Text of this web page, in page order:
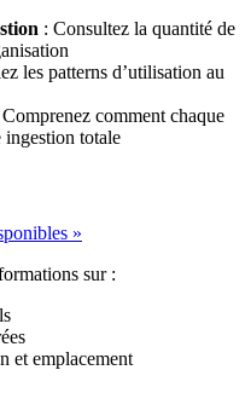
: Consultez la quantité de
les patterns d’utilisation au
Comprenez comment chaque
ingestion totale
»
sur :
et emplacement